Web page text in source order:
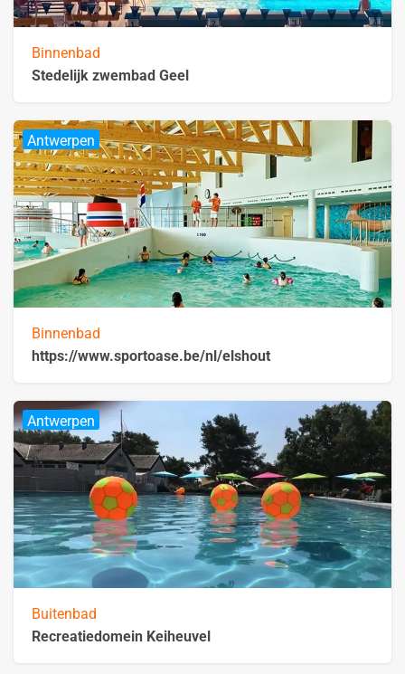
Binnenbad
Stedelijk zwembad Geel
Antwerpen
Binnenbad
https://www.sportoase.be/nl/elshout
Antwerpen
Buitenbad
Recreatiedomein Keiheuvel